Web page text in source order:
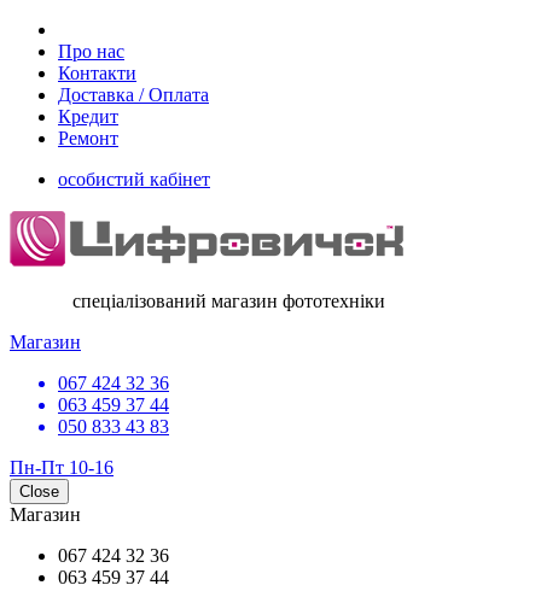
Про нас
Контакти
Доставка / Оплата
Кредит
Ремонт
особистий кабінет
спеціалізований магазин фототехніки
Магазин
067 424 32 36
063 459 37 44
050 833 43 83
Пн-Пт 10-16
Close
Магазин
067 424 32 36
063 459 37 44